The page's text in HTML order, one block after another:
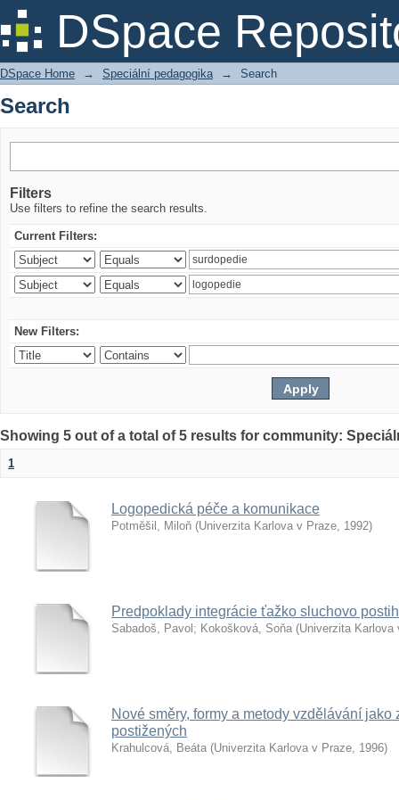
DSpace
Search
DSpace Home → Speciální pedagogika → Search
Search
Filters
Use filters to refine the search results.
Current Filters:
New Filters:
Showing 5 out of a total of 5 results for community:
1
Logopedická péče a komunikace
Potměšil, Miloň (Univerzita Karlova v Praze, 1992)
Predpoklady integrácie ťažko sluchovo
Sabadoš, Pavol ; Kokošková, Soňa (Univerzita Karlova
Nové směry, formy a metody vzdělávání
postižených
Krahulcová, Beáta (Univerzita Karlova v Praze, 1996)